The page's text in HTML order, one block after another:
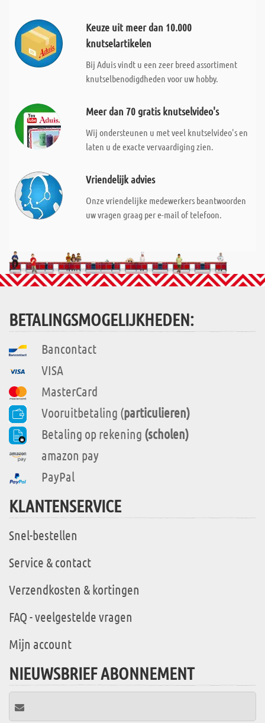
Keuze uit meer dan 10.000
knutselartikelen
Bij Aduis vindt u een zeer breed assortiment
knutselbenodigdheden voor uw hobby.
Meer dan 70 gratis knutselvideo's
Wij ondersteunen u met veel knutselvideo's en
laten u de exacte vervaardiging zien.
Vriendelijk advies
Onze vriendelijke medewerkers beantwoorden
uw vragen graag per e-mail of telefoon.
BETALINGSMOGELIJKHEDEN:
Bancontact
VISA
MasterCard
Vooruitbetaling (particulieren)
Betaling op rekening (scholen)
amazon pay
PayPal
KLANTENSERVICE
Snel-bestellen
Service & contact
Verzendkosten & kortingen
FAQ - veelgestelde vragen
Mijn account
NIEUWSBRIEF ABONNEMENT